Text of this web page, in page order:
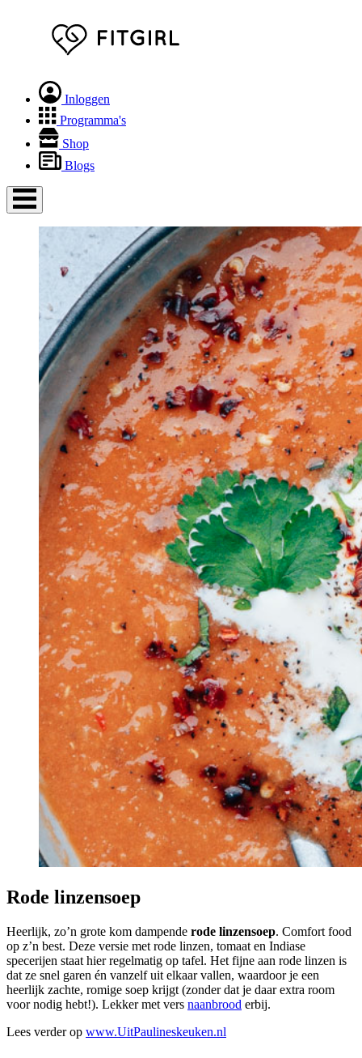
Inloggen
Programma's
Shop
Blogs
Rode linzensoep
Heerlijk, zo’n grote kom dampende rode linzensoep. Comfort food
op z’n best. Deze versie met rode linzen, tomaat en Indiase
specerijen staat hier regelmatig op tafel. Het fijne aan rode linzen is
dat ze snel garen én vanzelf uit elkaar vallen, waardoor je een
heerlijk zachte, romige soep krijgt (zonder dat je daar extra room
voor nodig hebt!). Lekker met vers naanbrood erbij.
Lees verder op www.UitPaulineskeuken.nl